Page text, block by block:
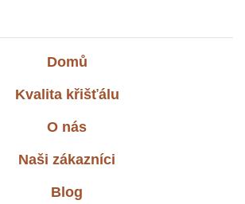
Domů
Kvalita křišťálu
O nás
Naši zákazníci
Blog